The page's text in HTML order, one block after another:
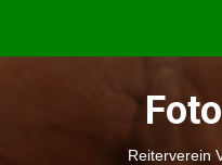
Reiterverein